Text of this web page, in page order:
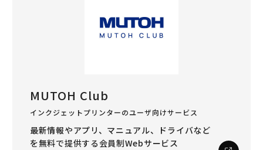
MUTOH Club
インクジェットプリンターのユーザ向けサービス
最新情報やアプリ、マニュアル、ドライバなど
を無料で提供する会員制Webサービス